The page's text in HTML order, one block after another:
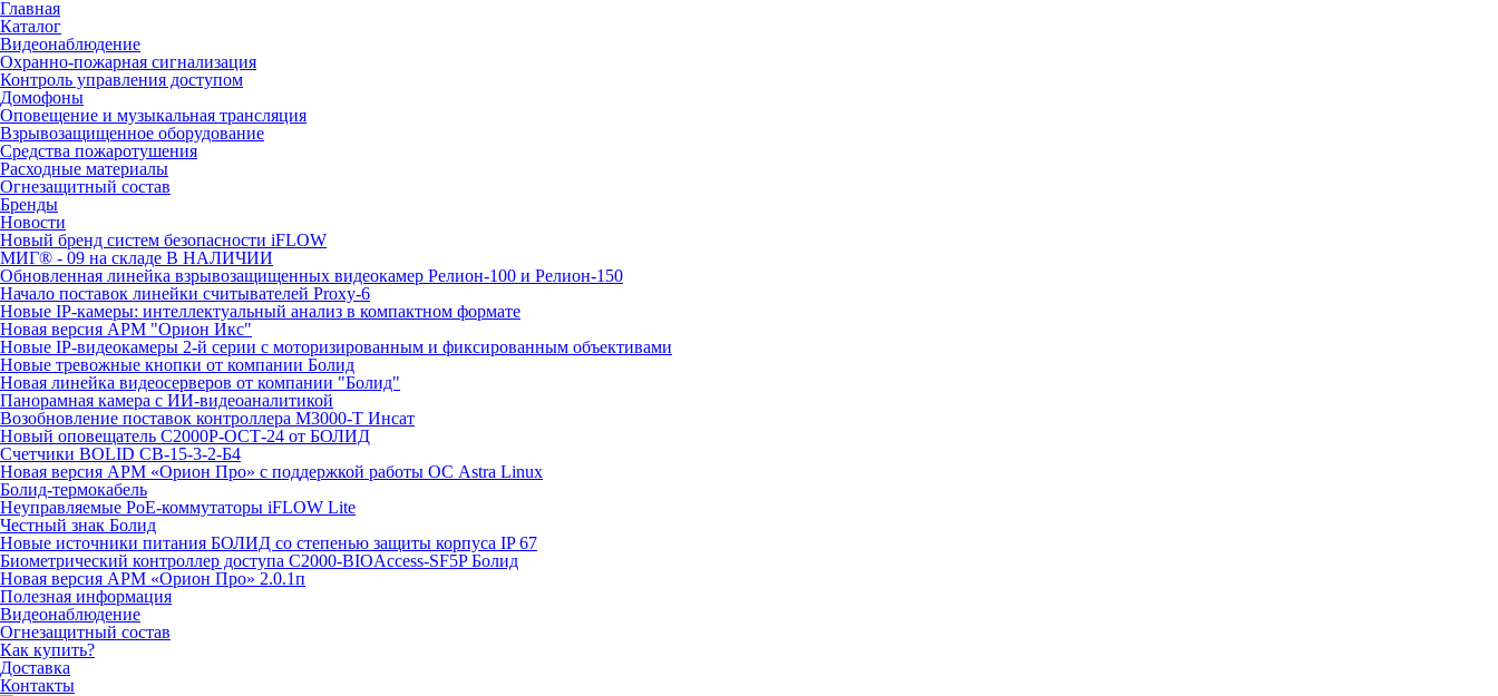
Главная
Каталог
Видеонаблюдение
Охранно-пожарная сигнализация
Контроль управления доступом
Домофоны
Оповещение и музыкальная трансляция
Взрывозащищенное оборудование
Средства пожаротушения
Расходные материалы
Огнезащитный состав
Бренды
Новости
Новый бренд систем безопасности iFLOW
МИГ® - 09 на складе В НАЛИЧИИ
Обновленная линейка взрывозащищенных видеокамер Релион-100 и Релион-150
Начало поставок линейки считывателей Proxy-6
Новые IP-камеры: интеллектуальный анализ в компактном формате
Новая версия АРМ "Орион Икс"
Новые IP-видеокамеры 2-й серии с моторизированным и фиксированным объективами
Новые тревожные кнопки от компании Болид
Новая линейка видеосерверов от компании "Болид"
Панорамная камера с ИИ-видеоаналитикой
Возобновление поставок контроллера М3000-Т Инсат
Новый оповещатель С2000Р-ОСТ-24 от БОЛИД
Счетчики BOLID СВ-15-3-2-Б4
Новая версия АРМ «Орион Про» с поддержкой работы ОС Astra Linux
Болид-термокабель
Неуправляемые PoE-коммутаторы iFLOW Lite
Честный знак Болид
Новые источники питания БОЛИД со степенью защиты корпуса IP 67
Биометрический контроллер доступа С2000-BIOAccess-SF5P Болид
Новая версия АРМ «Орион Про» 2.0.1п
Полезная информация
Видеонаблюдение
Огнезащитный состав
Как купить?
Доставка
Контакты